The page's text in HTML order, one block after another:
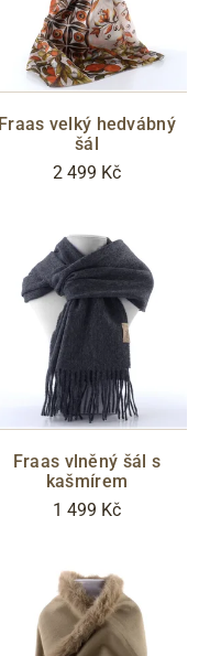
Fraas velký hedvábný
šál
2 499 Kč
Fraas vlněný šál s
kašmírem
1 499 Kč